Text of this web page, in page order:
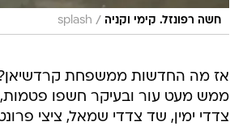
חשה רפונזל. קימי וקניה /
splash
אז מה החדשות ממשפחת קרדשיאן?
ממש מעט עור ובעיקר חשפו פטמות,
צדדי ימין, שד צדדי שמאל, ציצי